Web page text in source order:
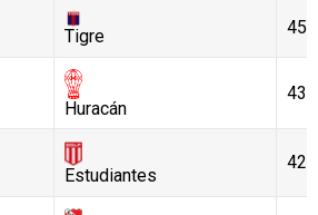
Tigre 45
Huracán
43
Estudiantes
42